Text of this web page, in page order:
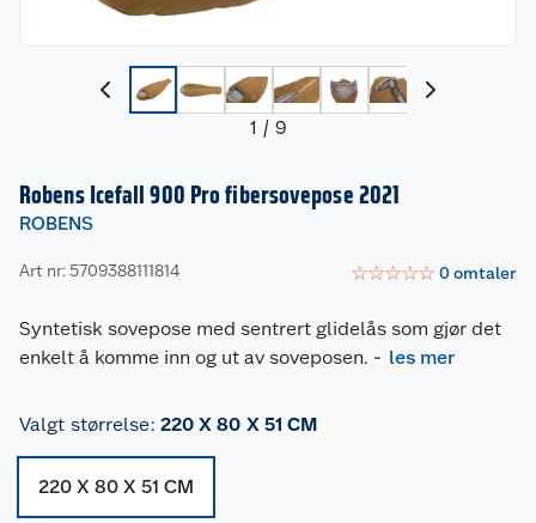
1 / 9
Robens Icefall 900 Pro fibersovepose 2021
ROBENS
Art nr: 5709388111814 ☆☆☆☆☆ 0omtaler
Syntetisk sovepose med sentrert glidelås som gjør det
enkelt å komme inn og ut av soveposen. - les mer
Valgt størrelse: 220 X 80 X 51 CM
220 X 80 X 51 CM